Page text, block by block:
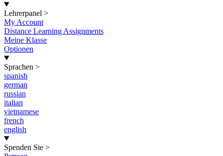
Lehrerpanel >
My Account
Distance Learning Assignments
Meine Klasse
Optionen
Sprachen >
spanish
german
russian
italian
vietnamese
french
english
Spenden Sie >